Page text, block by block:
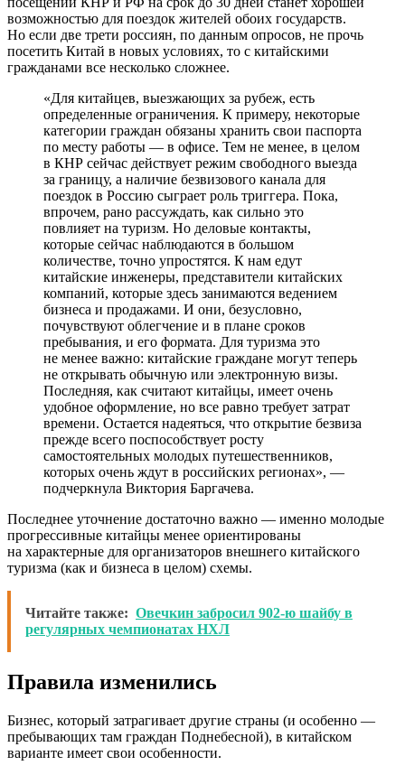
возможностью для поездок жителей обоих государств.
Но если две трети россиян, по данным опросов, не прочь
посетить Китай в новых условиях, то с китайскими
гражданами все несколько сложнее.
«Для китайцев, выезжающих за рубеж, есть
определенные ограничения. К примеру, некоторые
категории граждан обязаны хранить свои паспорта
по месту работы — в офисе. Тем не менее, в целом
в КНР сейчас действует режим свободного выезда
за границу, а наличие безвизового канала для
поездок в Россию сыграет роль триггера. Пока,
впрочем, рано рассуждать, как сильно это
повлияет на туризм. Но деловые контакты,
которые сейчас наблюдаются в большом
количестве, точно упростятся. К нам едут
китайские инженеры, представители китайских
компаний, которые здесь занимаются ведением
бизнеса и продажами. И они, безусловно,
почувствуют облегчение и в плане сроков
пребывания, и его формата. Для туризма это
не менее важно: китайские граждане могут теперь
не открывать обычную или электронную визы.
Последняя, как считают китайцы, имеет очень
удобное оформление, но все равно требует затрат
времени. Остается надеяться, что открытие безвиза
прежде всего поспособствует росту
самостоятельных молодых путешественников,
которых очень ждут в российских регионах», —
подчеркнула Виктория Баргачева.
Последнее уточнение достаточно важно — именно молодые
прогрессивные китайцы менее ориентированы
на характерные для организаторов внешнего китайского
туризма (как и бизнеса в целом) схемы.
Читайте также: Овечкин забросил 902-ю шайбу в
регулярных чемпионатах НХЛ
Правила изменились
Бизнес, который затрагивает другие страны (и особенно —
пребывающих там граждан Поднебесной), в китайском
варианте имеет свои особенности.